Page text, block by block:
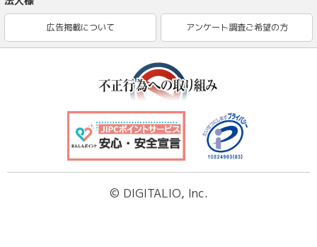
広告掲載について アンケート調査ご希望の方
© DIGITALIO, Inc.